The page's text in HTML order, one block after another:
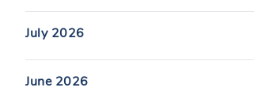
July 2026
June 2026